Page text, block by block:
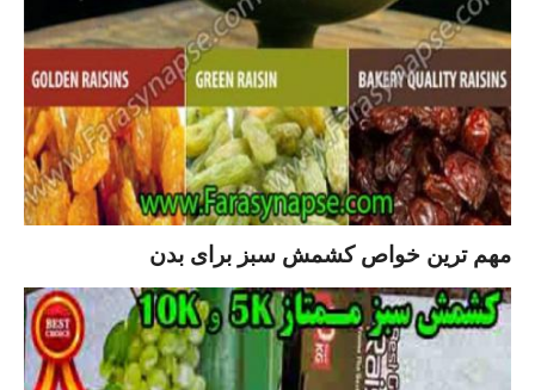
مهم ترین خواص کشمش سبز برای بدن